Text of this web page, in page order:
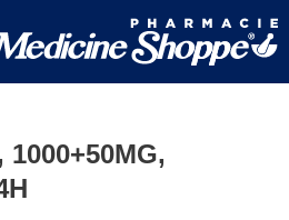
1000+50MG,